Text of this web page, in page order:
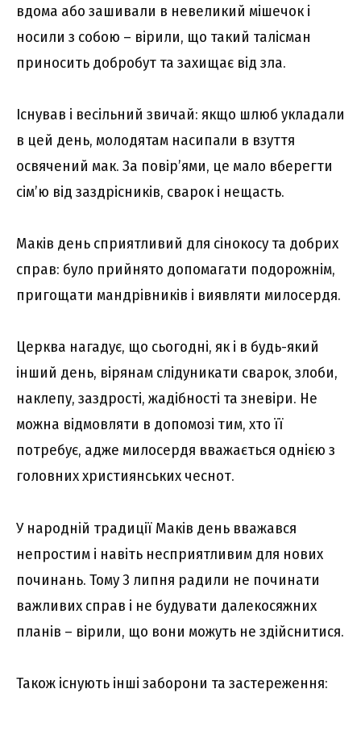
вдома або зашивали в невеликий мішечок і
носили з собою – вірили, що такий талісман
приносить добробут та захищає від зла.
Існував і весільний звичай: якщо шлюб укладали
в цей день, молодятам насипали в взуття
освячений мак. За повір’ями, це мало вберегти
сім’ю від заздрісників, сварок і нещасть.
Маків день сприятливий для сінокосу та добрих
справ: було прийнято допомагати подорожнім,
пригощати мандрівників і виявляти милосердя.
Церква нагадує, що сьогодні, як і в будь-який
інший день, вірянам слідуникати сварок, злоби,
наклепу, заздрості, жадібності та зневіри. Не
можна відмовляти в допомозі тим, хто її
потребує, адже милосердя вважається однією з
головних християнських чеснот.
У народній традиції Маків день вважався
непростим і навіть несприятливим для нових
починань. Тому 3 липня радили не починати
важливих справ і не будувати далекосяжних
планів – вірили, що вони можуть не здійснитися.
Також існують інші заборони та застереження: